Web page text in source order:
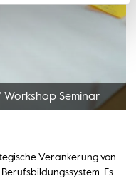
Workshop Seminar
Verankerung von
Es